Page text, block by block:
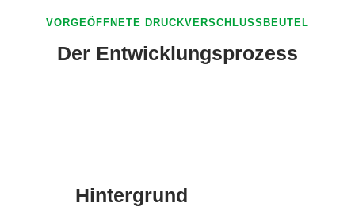
VORGEÖFFNETE DRUCKVERSCHLUSSBEUTEL
Der Entwicklungsprozess
Hintergrund